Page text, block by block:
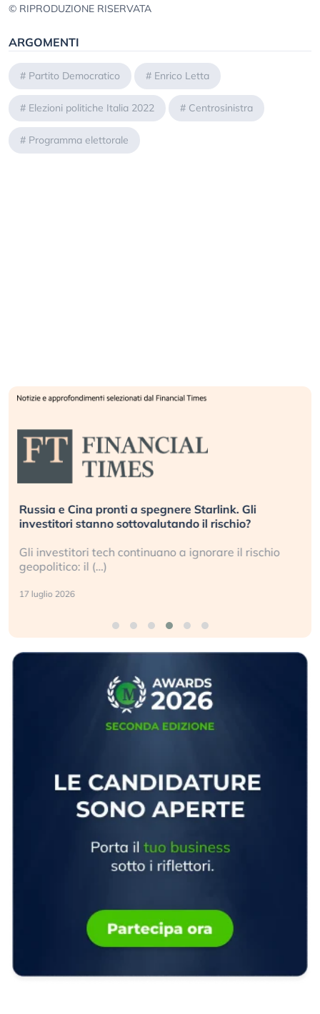
© RIPRODUZIONE RISERVATA
ARGOMENTI
# Partito Democratico # Enrico Letta
# Elezioni politiche Italia 2022 # Centrosinistra
# Programma elettorale
Russia e Cina pronti a spegnere Starlink. Gli
investitori stanno sottovalutando il rischio?
Gli investitori tech continuano a ignorare il rischio
geopolitico: il (…)
17 luglio 2026